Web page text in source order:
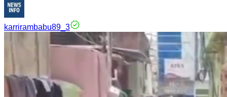
karrirambabu89_3